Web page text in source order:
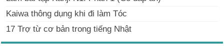
Kaiwa thông dụng khi đi làm Tóc
17 Trợ từ cơ bản trong tiếng Nhật